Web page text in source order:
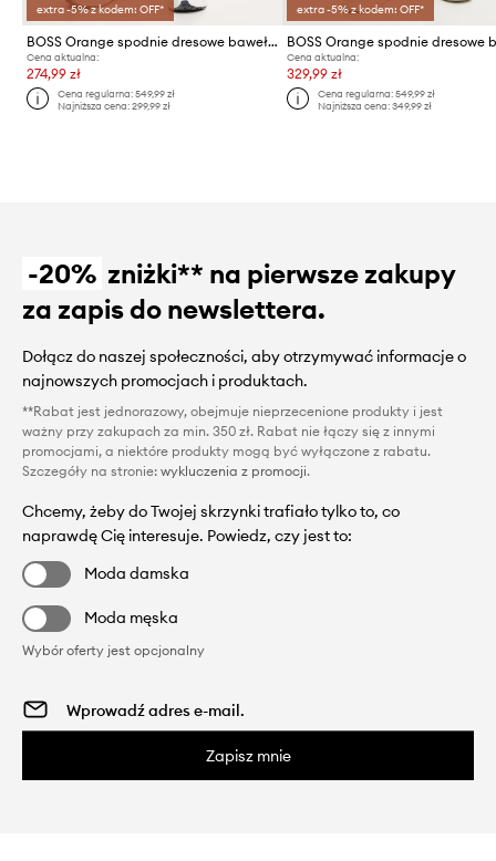
extra -5% z kodem: OFF*
BOSS Orange spodnie dresowe bawełniane Sestart
Cena aktualna:
274,99 zł
Cena regularna:549,99 zł
Najniższa cena:299,99 zł
extra -5% z kodem: OFF*
Cena aktualna:
329,99 zł
Cena regularna: 549,99 zł
Najniższa cena: 349,99 zł
-20% zniżki** na pierwsze zakupy
za zapis do newslettera.
Dołącz do naszej społeczności, aby otrzymywać informacje o
najnowszych promocjach i produktach.
**Rabat jest jednorazowy, obejmuje nieprzecenione produkty i jest
ważny przy zakupach za min. 350 zł. Rabat nie łączy się z innymi
promocjami, a niektóre produkty mogą być wyłączone z rabatu.
Szczegóły na stronie: wykluczenia z promocji.
Chcemy, żeby do Twojej skrzynki trafiało tylko to, co
naprawdę Cię interesuje. Powiedz, czy jest to:
Moda damska
Moda męska
Wybór oferty jest opcjonalny
Zapisz mnie